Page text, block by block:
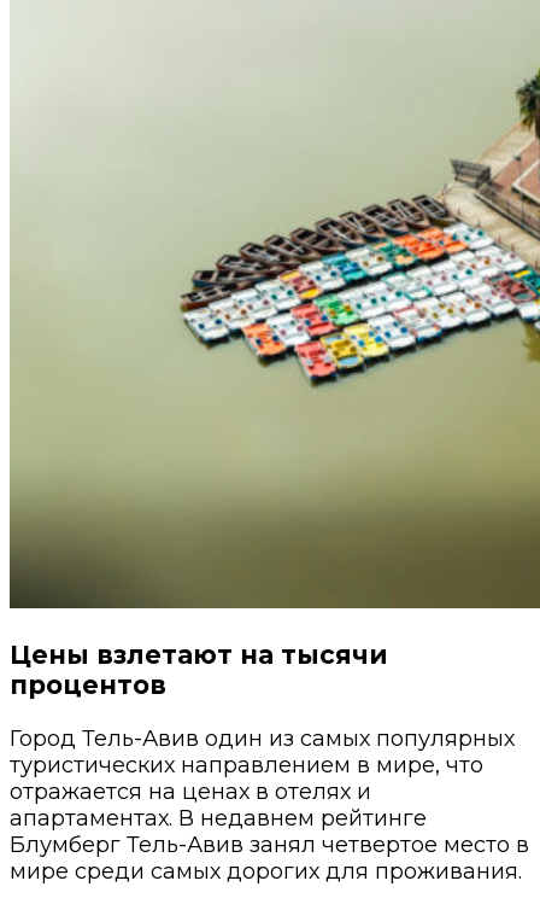
Цены взлетают на тысячи
процентов
Город Тель-Авив один из самых популярных
туристических направлением в мире, что
отражается на ценах в отелях и
апартаментах. В недавнем рейтинге
Блумберг Тель-Авив занял четвертое место в
мире среди самых дорогих для проживания.